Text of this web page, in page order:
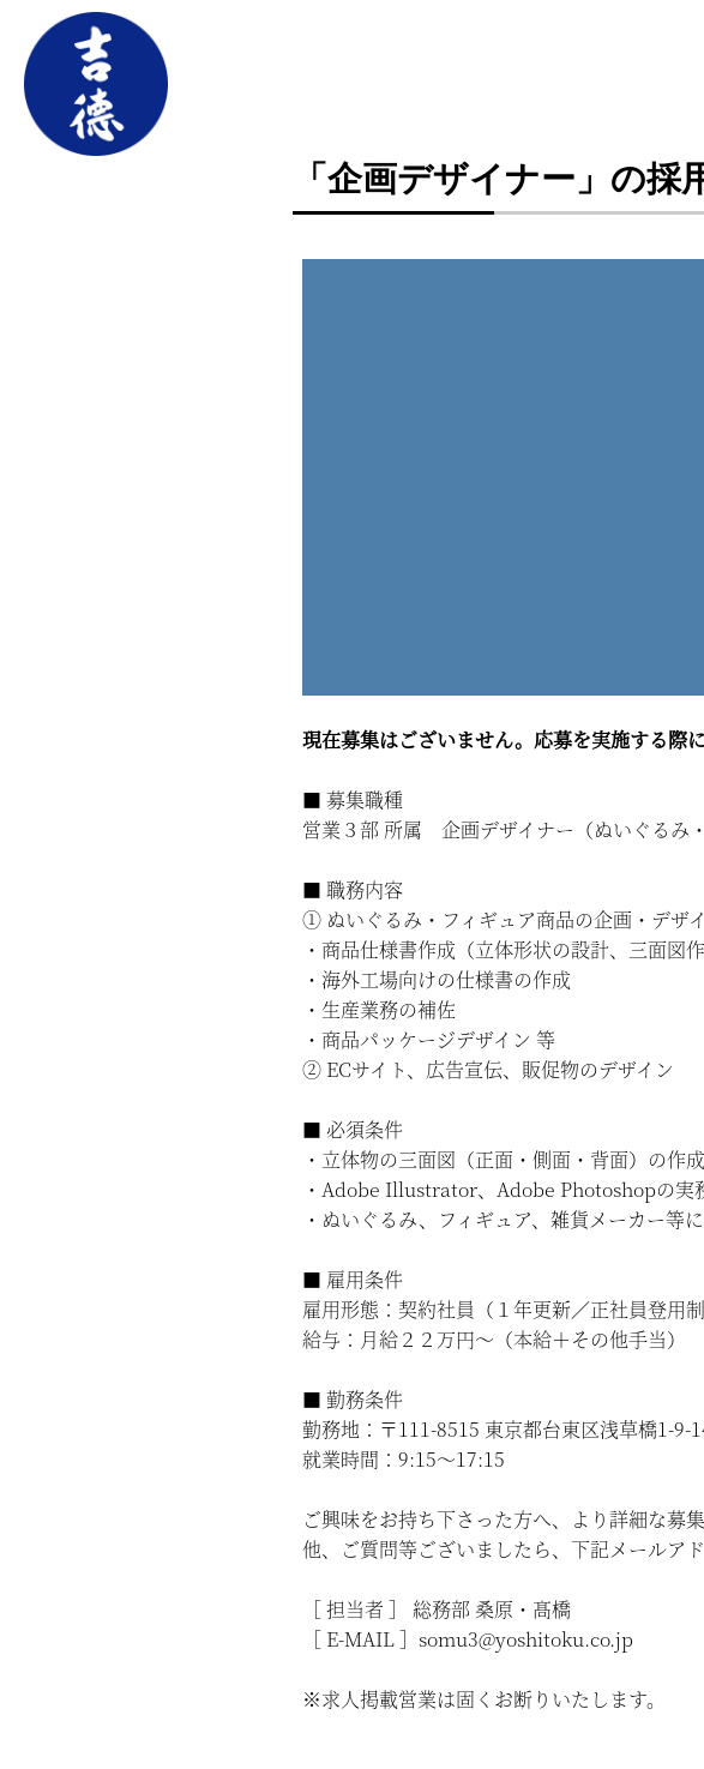
「企画デザイナー」の採
現在募集はございません。応募を実施する際
■ 募集職種
営業３部 所属 企画デザイナー（ぬいぐるみ・
■ 職務内容
① ぬいぐるみ・フィギュア商品の企画・デザ
・商品仕様書作成（立体形状の設計、三面図作
・海外工場向けの仕様書の作成
・生産業務の補佐
・商品パッケージデザイン 等
② ECサイト、広告宣伝、販促物のデザイン
■ 必須条件
・立体物の三面図（正面・側面・背面）の作
・Adobe Illustrator、Adobe Photoshopの実
・ぬいぐるみ、フィギュア、雑貨メーカー等
■ 雇用条件
雇用形態：契約社員（１年更新／正社員登用
給与：月給２２万円～（本給＋その他手当）
■ 勤務条件
勤務地：〒111-8515 東京都台東区浅草橋1-9-
就業時間：9:15～17:15
ご興味をお持ち下さった方へ、より詳細な募
他、ご質問等ございましたら、下記メールア
［ 担当者 ］ 総務部 桑原・髙橋
［ E-MAIL ］somu3@yoshitoku.co.jp
※求人掲載営業は固くお断りいたします。